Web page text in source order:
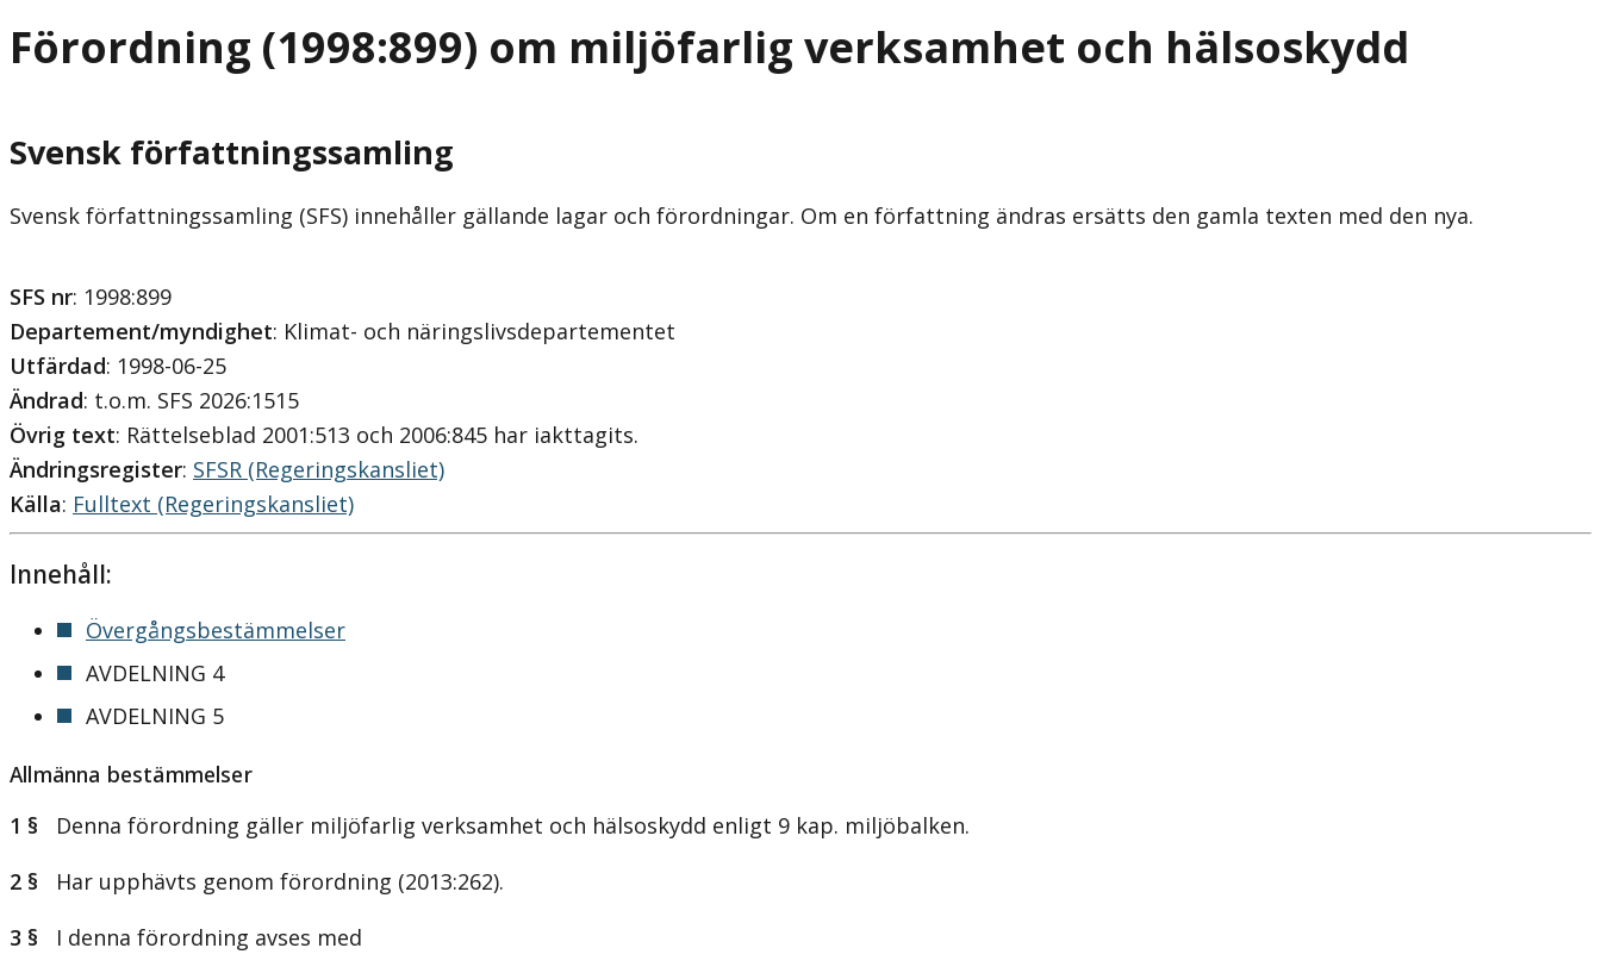
Förordning (1998:899) om miljöfarlig verksamhet och hälsoskydd
Svensk författningssamling
Svensk författningssamling (SFS) innehåller gällande lagar och förordningar. Om en författning ändras ersätts den gamla texten med den nya.
SFS nr: 1998:899
Departement/myndighet: Klimat- och näringslivsdepartementet
Utfärdad: 1998-06-25
Ändrad: t.o.m. SFS 2026:1515
Övrig text: Rättelseblad 2001:513 och 2006:845 har iakttagits.
Ändringsregister: SFSR (Regeringskansliet)
Källa: Fulltext (Regeringskansliet)
Innehåll:
Övergångsbestämmelser
AVDELNING 4
AVDELNING 5
Allmänna bestämmelser
1 § Denna förordning gäller miljöfarlig verksamhet och hälsoskydd enligt 9 kap. miljöbalken.
2 § Har upphävts genom förordning (2013:262).
3 § I denna förordning avses med